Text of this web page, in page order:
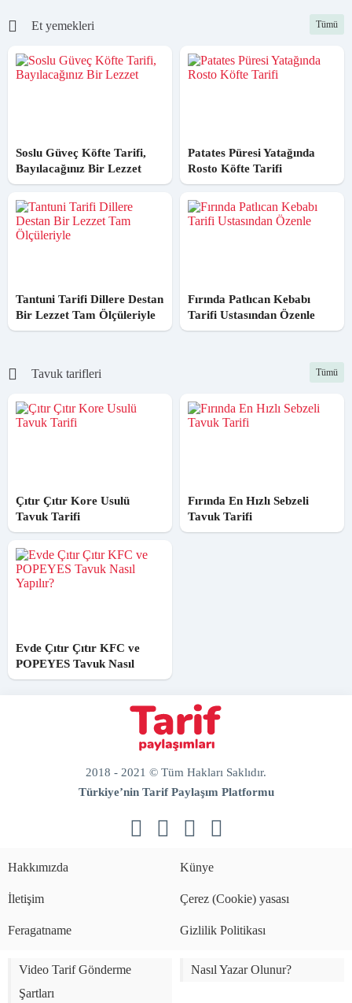
Et yemekleri Tümü
Soslu Güveç Köfte Tarifi,
Bayılacağınız Bir Lezzet
Patates Püresi Yatağında
Rosto Köfte Tarifi
Tantuni Tarifi Dillere Destan
Bir Lezzet Tam Ölçüleriyle
Fırında Patlıcan Kebabı
Tarifi Ustasından Özenle
Tavuk tarifleri Tümü
Çıtır Çıtır Kore Usulü
Tavuk Tarifi
Fırında En Hızlı Sebzeli
Tavuk Tarifi
Evde Çıtır Çıtır KFC ve
POPEYES Tavuk Nasıl
Yapılır?
2018 - 2021 © Tüm Hakları Saklıdır.
Türkiye’nin Tarif Paylaşım Platformu
sabitleme
Hakkımızda Künye
İletişim Çerez (Cookie) yasası
Feragatname Gizlilik Politikası
Video Tarif Gönderme
Şartları
Nasıl Yazar Olunur?